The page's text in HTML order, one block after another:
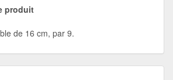
produit
de 16 cm, par 9.